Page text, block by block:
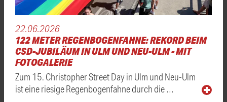
22.06.2026
122 METER REGENBOGENFAHNE: REKORD BEIM
CSD-JUBILÄUM IN ULM UND NEU-ULM - MIT
FOTOGALERIE
Zum 15. Christopher Street Day in Ulm und Neu-Ulm
ist eine riesige Regenbogenfahne durch die …